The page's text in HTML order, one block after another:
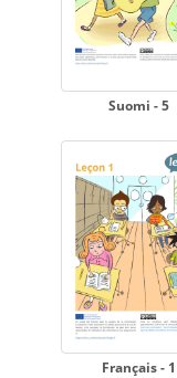
Suomi - 5
Français - 1